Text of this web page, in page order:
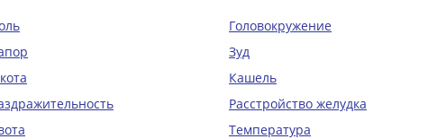
Головокружение
Зуд
Кашель
Расстройство желудка
Температура